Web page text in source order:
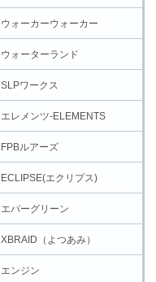
ウォーカーウォーカー
ウォーターランド
SLPワークス
エレメンツ-ELEMENTS
FPBルアーズ
ECLIPSE(エクリプス)
エバーグリーン
XBRAID（よつあみ）
エンジン